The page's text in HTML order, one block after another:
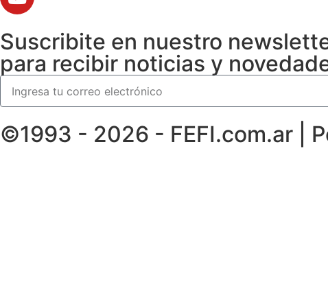
Suscribite en nuestro
para recibir noticias y
©1993 - 2026 - FEFI.com.ar |